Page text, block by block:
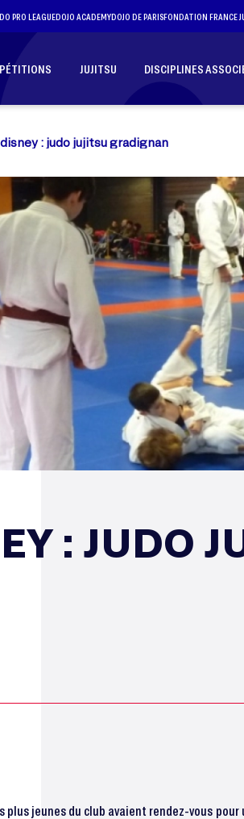
PRO LEAGUEDOJO ACADEMYDOJO DE PARISFONDATION FRANCE
JUJITSU DISCIPLINES
: judo jujitsu gradignan
: JUDO
jeunes du club avaient rendez-vous pour